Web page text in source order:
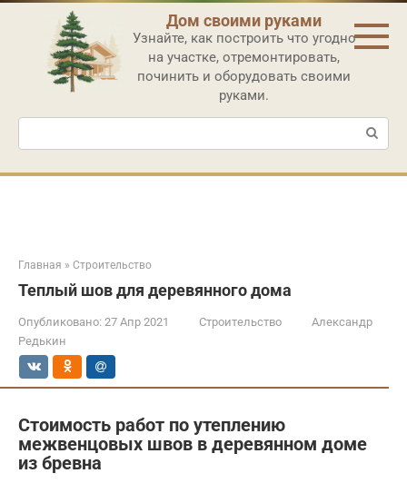
Перейти
контенту
Дом своими руками
Узнайте, как построить что угодно
на участке, отремонтировать,
починить и оборудовать своими
руками.
Поиск:
Главная » Строительство
Теплый шов для деревянного дома
Опубликовано: 27 Апр 2021 Строительство
Александр
Редькин
Стоимость работ по утеплению
межвенцовых швов в деревянном доме
из бревна